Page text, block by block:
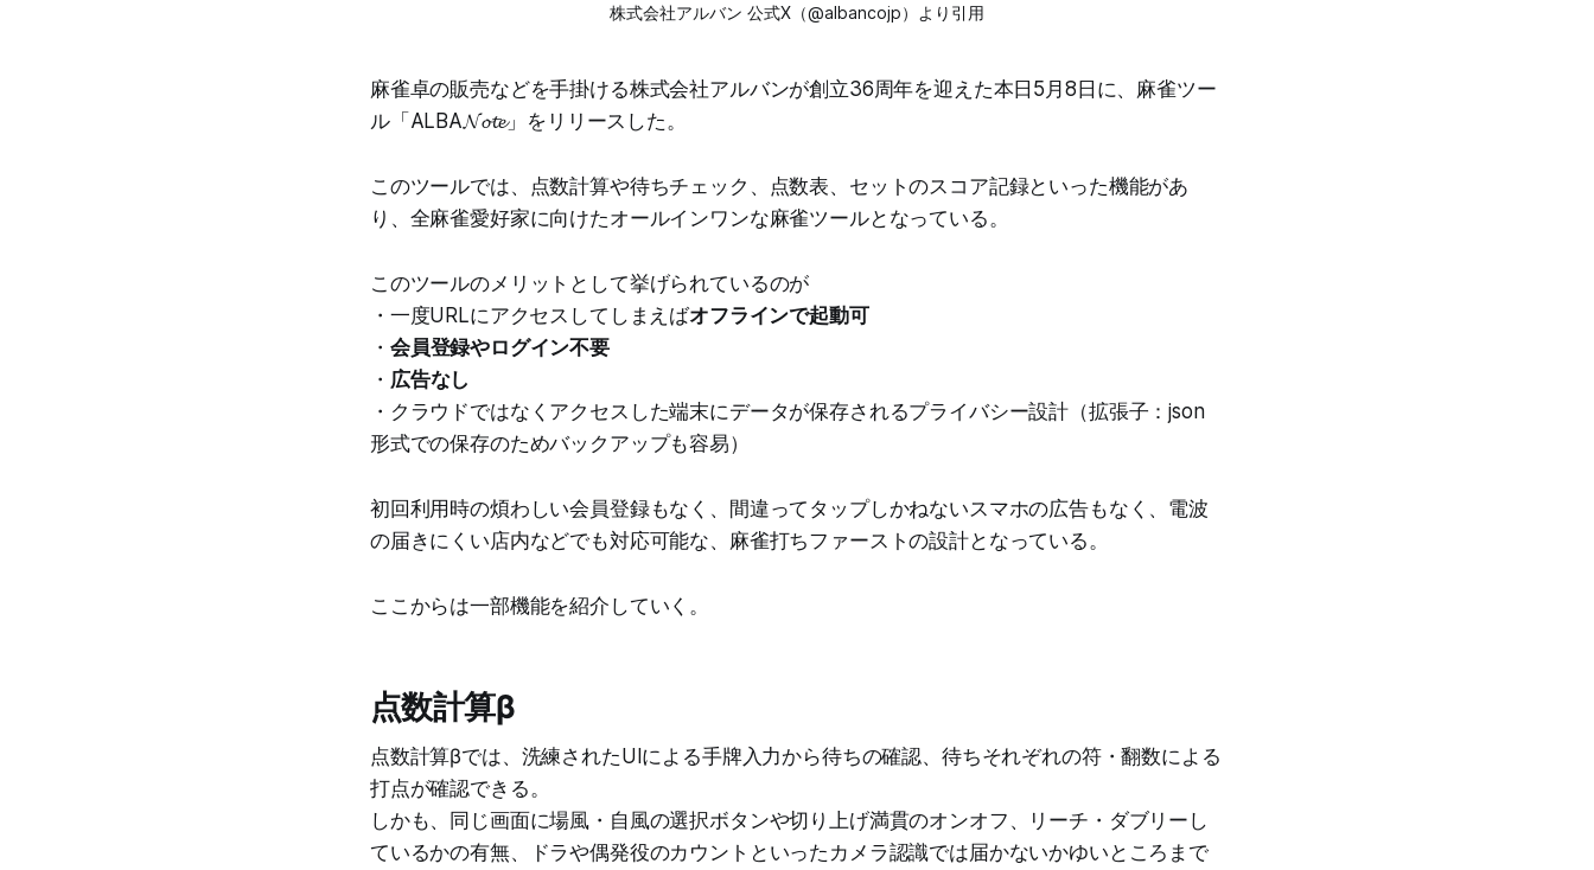
株式会社アルバン 公式X（@albancojp）より引用
麻雀卓の販売などを手掛ける株式会社アルバンが創立36周年を迎えた本日5月8日に、麻雀ツー
ル「ALBA𝓝𝓸𝓽𝓮」をリリースした。
このツールでは、点数計算や待ちチェック、点数表、セットのスコア記録といった機能があ
り、全麻雀愛好家に向けたオールインワンな麻雀ツールとなっている。
このツールのメリットとして挙げられているのが
・一度URLにアクセスしてしまえばオフラインで起動可
・ 会員登録やログイン不要
・ 広告なし
・クラウドではなくアクセスした端末にデータが保存されるプライバシー設計（拡張子：json
形式での保存のためバックアップも容易）
初回利用時の煩わしい会員登録もなく、間違ってタップしかねないスマホの広告もなく、電波
の届きにくい店内などでも対応可能な、麻雀打ちファーストの設計となっている。
ここからは一部機能を紹介していく。
点数計算β
点数計算βでは、洗練されたUIによる手牌入力から待ちの確認、待ちそれぞれの符・翻数による
打点が確認できる。
しかも、同じ画面に場風・自風の選択ボタンや切り上げ満貫のオンオフ、リーチ・ダブリーし
ているかの有無、ドラや偶発役のカウントといったカメラ認識では届かないかゆいところまで